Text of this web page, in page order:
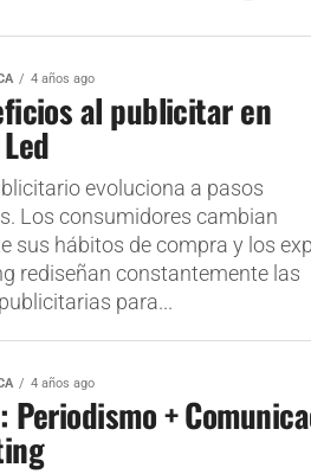
4 años ago
al publicitar en
evoluciona a pasos
Los consumidores cambian
sus hábitos de compra y los
rediseñan constantemente las
para...
4 años ago
Periodismo +